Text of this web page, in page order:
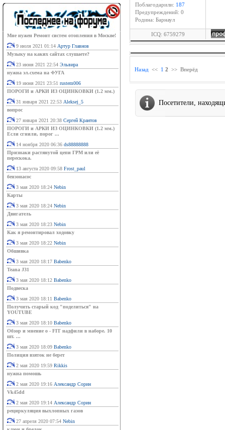
Мне нужен Ремонт систем отопления в Москве!
9 июля 2021 01:14 Артур Главнов
Музыку на каких сайтах слушаете?
23 июня 2021 22:54 Эльвира
нужна эл.схема на ФУГА
19 июня 2021 23:51 rustem006
ПОРОГИ и АРКИ ИЗ ОЦИНКОВКИ (1.2 мм.)
31 января 2021 22:53 Aleksej_5
вопрос
27 января 2021 20:38 Сергей Крантов
ПОРОГИ и АРКИ ИЗ ОЦИНКОВКИ (1.2 мм.)
Если сгнили, порог ...
14 ноября 2020 06:36 ds88888888
Признаки растянутой цепи ГРМ или её
перескока.
13 августа 2020 09:58 Frost_paul
бензонасос
3 мая 2020 18:24 Nebin
Карты
3 мая 2020 18:24 Nebin
Двигатель
3 мая 2020 18:23 Nebin
Как я ремонтировал ходовку
3 мая 2020 18:22 Nebin
Обшивка
3 мая 2020 18:17 Babenko
Teana J31
3 мая 2020 18:12 Babenko
Подвеска
3 мая 2020 18:11 Babenko
Получить старый код "поделиться" на
YOUTUBE
3 мая 2020 18:10 Babenko
Обзор и мнение о - FIT надфили в наборе. 10
шт. ...
3 мая 2020 18:09 Babenko
Полиция взяток не берет
2 мая 2020 19:59 Rikkis
нужна помошь
2 мая 2020 19:16 Александр Сорин
Vk45dd
2 мая 2020 19:14 Александр Сорин
рециркуляция выхлопных газов
27 апреля 2020 07:54 Nebin
Поблагодарили: 187
Предупреждений: 0
Родина: Барнаул
ICQ: 6759279
Назад << 1 2 >> Вперёд
Посетители,